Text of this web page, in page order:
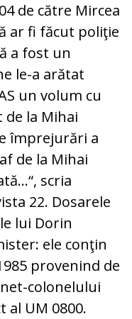
de către Mircea
ar fi făcut poliţie
a fost un
le-a arătat
un volum cu
la Mihai
împrejurări a
de la Mihai
scria
22. Dosarele
lui Dorin
ele conţin
provenind de
colonelului
al UM 0800.